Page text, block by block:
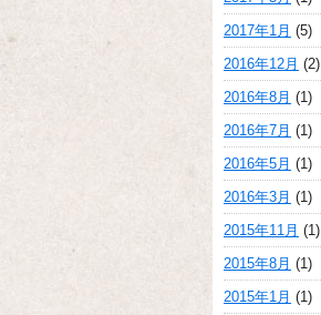
2017年1月 (5)
2016年12月 (2)
2016年8月 (1)
2016年7月 (1)
2016年5月 (1)
2016年3月 (1)
2015年11月 (1)
2015年8月 (1)
2015年1月 (1)